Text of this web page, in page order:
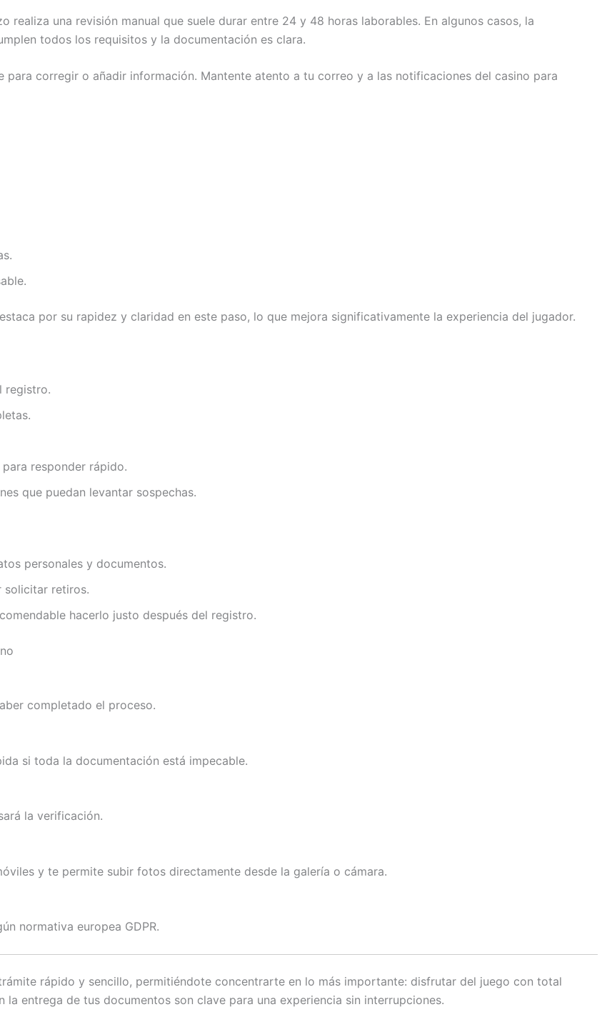
realiza una revisión manual que suele durar entre 24 y 48 horas laborables. En algunos casos, la
todos los requisitos y la documentación es clara.
para corregir o añadir información. Mantente atento a tu correo y a las notificaciones del casino para
por su rapidez y claridad en este paso, lo que mejora significativamente la experiencia del jugador.
registro.
responder rápido.
que puedan levantar sospechas.
personales y documentos.
solicitar retiros.
hacerlo justo después del registro.
completado el proceso.
si toda la documentación está impecable.
la verificación.
y te permite subir fotos directamente desde la galería o cámara.
normativa europea GDPR.
rápido y sencillo, permitiéndote concentrarte en lo más importante: disfrutar del juego con total
entrega de tus documentos son clave para una experiencia sin interrupciones.